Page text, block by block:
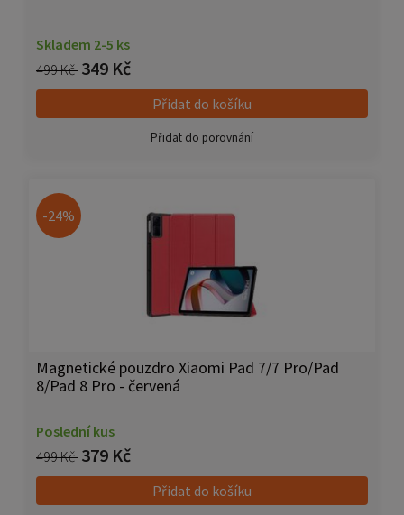
Skladem 2-5 ks
499 Kč 349 Kč
Přidat do košíku
Přidat do porovnání
-24%
Magnetické pouzdro Xiaomi Pad 7/7 Pro/Pad
8/Pad 8 Pro - červená
Poslední kus
499 Kč 379 Kč
Přidat do košíku